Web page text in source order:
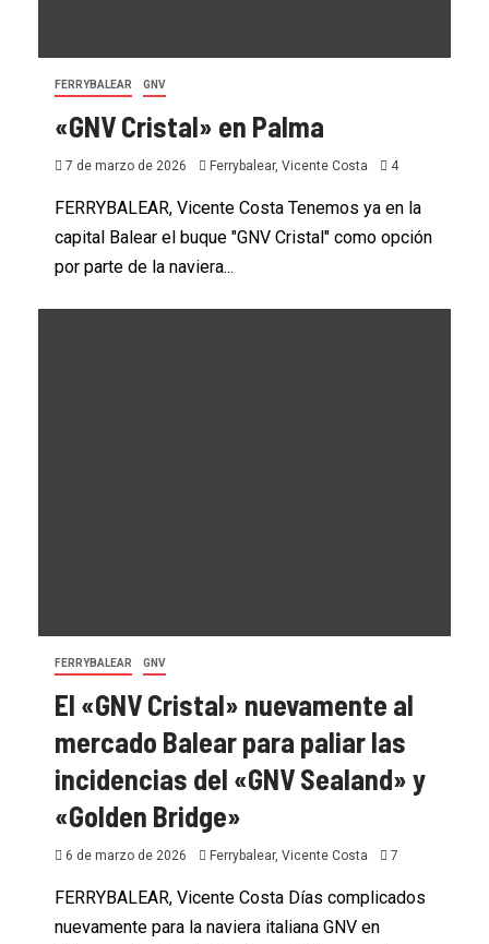
FERRYBALEAR GNV
«GNV Cristal» en Palma
7 de marzo de 2026 Ferrybalear, Vicente Costa 4
FERRYBALEAR, Vicente Costa Tenemos ya en la
capital Balear el buque "GNV Cristal" como opción
por parte de la naviera...
FERRYBALEAR GNV
El «GNV Cristal» nuevamente al
mercado Balear para paliar las
incidencias del «GNV Sealand» y
«Golden Bridge»
6 de marzo de 2026 Ferrybalear, Vicente Costa 7
FERRYBALEAR, Vicente Costa Días complicados
nuevamente para la naviera italiana GNV en